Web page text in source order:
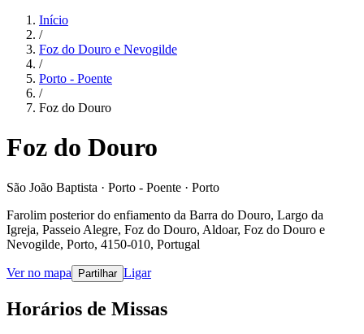
Início
/
Foz do Douro e Nevogilde
/
Porto - Poente
/
Foz do Douro
Foz do Douro
São João Baptista · Porto - Poente · Porto
Farolim posterior do enfiamento da Barra do Douro, Largo da
Igreja, Passeio Alegre, Foz do Douro, Aldoar, Foz do Douro e
Nevogilde, Porto, 4150-010, Portugal
Ver no mapa Partilhar Ligar
Horários de Missas